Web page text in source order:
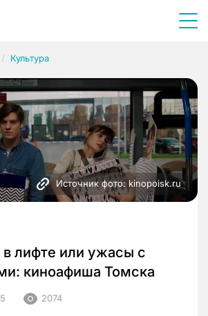
Культура
Источник фото: kinopoisk.ru
лифте или ужасы с
киноафиша Томска
2074